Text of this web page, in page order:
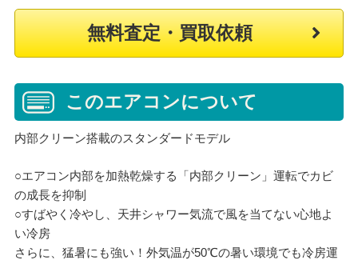
無料査定・買取依頼
このエアコンについて
内部クリーン搭載のスタンダードモデル
○エアコン内部を加熱乾燥する「内部クリーン」運転でカビ
の成長を抑制
○すばやく冷やし、天井シャワー気流で風を当てない心地よ
い冷房
さらに、猛暑にも強い！外気温が50℃の暑い環境でも冷房運